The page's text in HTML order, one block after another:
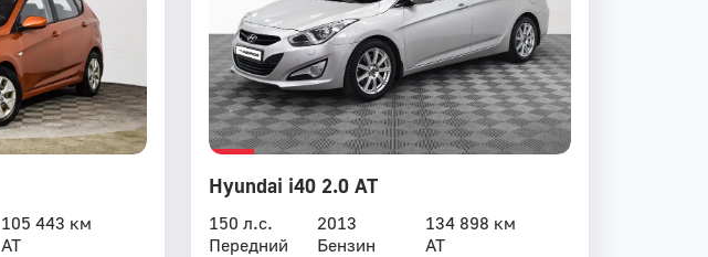
105 443 км
AT
Hyundai i40 2.0 AT
150 л.с. 2013
134 898 км
Передний
Бензин AT